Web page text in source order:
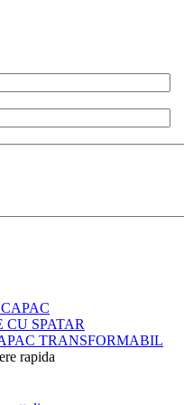
TRANSFORMABIL
rapida